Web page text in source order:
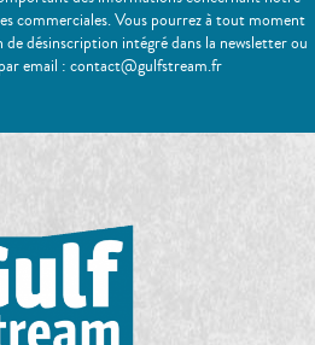
commerciales. Vous pourrez à tout moment
désinscription intégré dans la newsletter ou
email : contact@gulfstream.fr